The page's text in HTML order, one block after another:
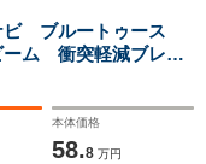
ビ ブルートゥース
ム 衝突軽減ブレー
アシスト 令和2年
間保証付き
本体価格
58.8 万円